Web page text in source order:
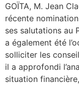
GOÏTA, M. Jean
récente
ses salutations au
a également été
solliciter les
il a approfondi
situation